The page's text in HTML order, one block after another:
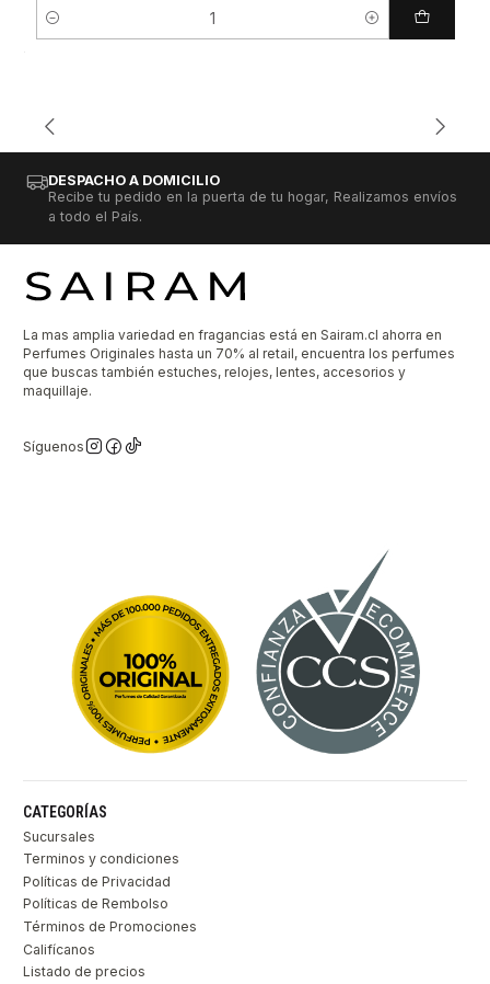
Cantidad
DESPACHO A DOMICILIO
Recibe tu pedido en la puerta de tu hogar, Realizamos envíos
a todo el País.
La mas amplia variedad en fragancias está en Sairam.cl ahorra en
Perfumes Originales hasta un 70% al retail, encuentra los perfumes
que buscas también estuches, relojes, lentes, accesorios y
maquillaje.
Síguenos
CATEGORÍAS
Sucursales
Terminos y condiciones
Políticas de Privacidad
Políticas de Rembolso
Términos de Promociones
Califícanos
Listado de precios